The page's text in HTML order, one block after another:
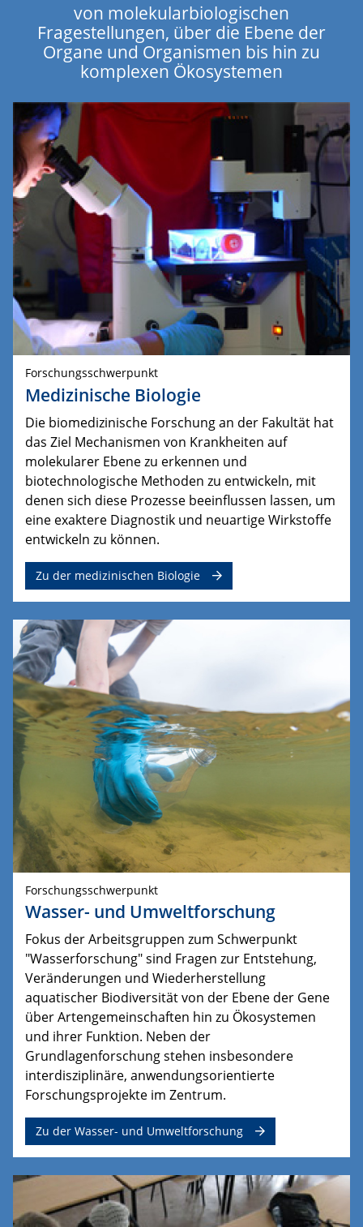
von molekularbiologischen
Fragestellungen, über die Ebene der
Organe und Organismen bis hin zu
komplexen Ökosystemen
Forschungsschwerpunkt
Medizinische Biologie
Die biomedizinische Forschung an der Fakultät hat
das Ziel Mechanismen von Krankheiten auf
molekularer Ebene zu erkennen und
biotechnologische Methoden zu entwickeln, mit
denen sich diese Prozesse beeinflussen lassen, um
eine exaktere Diagnostik und neuartige Wirkstoffe
entwickeln zu können.
Zu der medizinischen Biologie
Forschungsschwerpunkt
Wasser- und Umweltforschung
Fokus der Arbeitsgruppen zum Schwerpunkt
"Wasserforschung" sind Fragen zur Entstehung,
Veränderungen und Wiederherstellung
aquatischer Biodiversität von der Ebene der Gene
über Artengemeinschaften hin zu Ökosystemen
und ihrer Funktion. Neben der
Grundlagenforschung stehen insbesondere
interdisziplinäre, anwendungsorientierte
Forschungsprojekte im Zentrum.
Zu der Wasser- und Umweltforschung